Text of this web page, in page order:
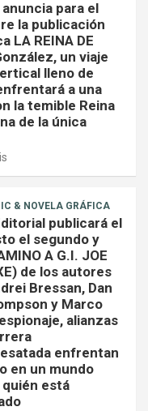
para el
la publicación
LA REINA DE
un viaje
lleno de
a una
la temible Reina
de la única
& NOVELA GRÁFICA
publicará el
el segundo y
A G.I. JOE
de los autores
Bressan, Dan
y Marco
alianzas
enfrentan
en un mundo
quién está